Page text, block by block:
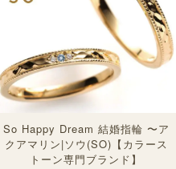
So Happy Dream 結婚指輪 〜ア
クアマリン|ソウ(SO)【カラース
トーン専門ブランド】